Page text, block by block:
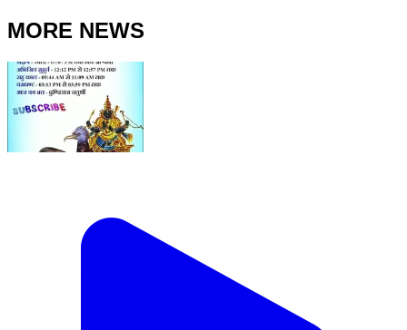
MORE NEWS